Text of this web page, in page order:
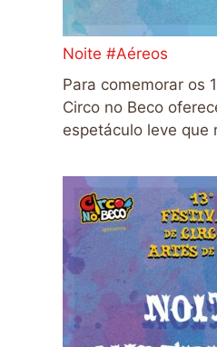
Noite #Aéreos
Para comemorar os
Circo no Beco
espetáculo leve que